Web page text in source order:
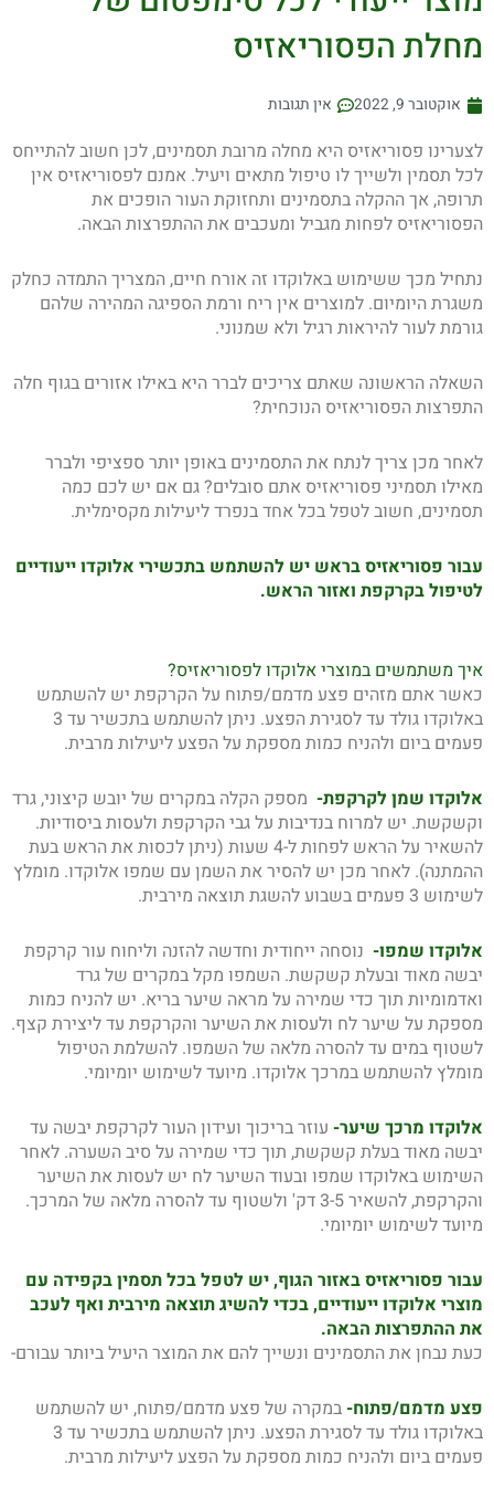
מחלת הפסוריאזיס
אוקטובר 9, 2022 אין תגובות
לצערינו פסוריאזיס היא מחלה מרובת תסמינים, לכן חשוב להתייחס
לכל תסמין ולשייך לו טיפול מתאים ויעיל. אמנם לפסוריאזיס אין
תרופה, אך ההקלה בתסמינים ותחזוקת העור הופכים את
הפסוריאזיס לפחות מגביל ומעכבים את ההתפרצות הבאה.
נתחיל מכך ששימוש באלוקדו זה אורח חיים, המצריך התמדה כחלק
משגרת היומיום. למוצרים אין ריח ורמת הספיגה המהירה שלהם
גורמת לעור להיראות רגיל ולא שמנוני.
השאלה הראשונה שאתם צריכים לברר היא באילו אזורים בגוף חלה
התפרצות הפסוריאזיס הנוכחית?
לאחר מכן צריך לנתח את התסמינים באופן יותר ספציפי ולברר
מאילו תסמיני פסוריאזיס אתם סובלים? גם אם יש לכם כמה
תסמינים, חשוב לטפל בכל אחד בנפרד ליעילות מקסימלית.
עבור פסוריאזיס בראש יש להשתמש בתכשירי אלוקדו ייעודיים
לטיפול בקרקפת ואזור הראש.
איך משתמשים במוצרי אלוקדו לפסוריאזיס?
כאשר אתם מזהים פצע מדמם/פתוח על הקרקפת יש להשתמש
באלוקדו גולד עד לסגירת הפצע. ניתן להשתמש בתכשיר עד 3
פעמים ביום ולהניח כמות מספקת על הפצע ליעילות מרבית.
אלוקדו שמן לקרקפת- מספק הקלה במקרים של יובש קיצוני, גרד
וקשקשת. יש למרוח בנדיבות על גבי הקרקפת ולעסות ביסודיות.
להשאיר על הראש לפחות ל-4 שעות (ניתן לכסות את הראש בעת
ההמתנה). לאחר מכן יש להסיר את השמן עם שמפו אלוקדו. מומלץ
לשימוש 3 פעמים בשבוע להשגת תוצאה מירבית.
אלוקדו שמפו- נוסחה ייחודית וחדשה להזנה וליחוח עור קרקפת
יבשה מאוד ובעלת קשקשת. השמפו מקל במקרים של גרד
ואדמומיות תוך כדי שמירה על מראה שיער בריא. יש להניח כמות
מספקת על שיער לח ולעסות את השיער והקרקפת עד ליצירת קצף.
לשטוף במים עד להסרה מלאה של השמפו. להשלמת הטיפול
מומלץ להשתמש במרכך אלוקדו. מיועד לשימוש יומיומי.
אלוקדו מרכך שיער- עוזר בריכוך ועידון העור לקרקפת יבשה עד
יבשה מאוד בעלת קשקשת, תוך כדי שמירה על סיב השערה. לאחר
השימוש באלוקדו שמפו ובעוד השיער לח יש לעסות את השיער
והקרקפת, להשאיר 3-5 דק' ולשטוף עד להסרה מלאה של המרכך.
מיועד לשימוש יומיומי.
עבור פסוריאזיס באזור הגוף, יש לטפל בכל תסמין בקפידה עם
מוצרי אלוקדו ייעודיים, בכדי להשיג תוצאה מירבית ואף לעכב
את ההתפרצות הבאה.
כעת נבחן את התסמינים ונשייך להם את המוצר היעיל ביותר עבורם-
פצע מדמם/פתוח-במקרה של פצע מדמם/פתוח, יש להשתמש
באלוקדו גולד עד לסגירת הפצע. ניתן להשתמש בתכשיר עד 3
פעמים ביום ולהניח כמות מספקת על הפצע ליעילות מרבית.